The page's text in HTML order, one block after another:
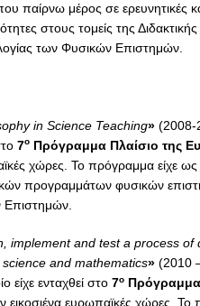
παίρνω μέρος σε ερευνητικές
στους τομείς της Διδακτικής
των Φυσικών Επιστημών.
in Science Teaching» (2008-
7ο Πρόγραμμα Πλαίσιο της
χώρες. Το πρόγραμμα είχε
προγραμμάτων φυσικών
Επιστημών.
implement and test a process of
and mathematics» (2010
είχε ενταχθεί στο 7ο Πρόγραμμα
εικοσιένα ευρωπαϊκές χώρες. Το